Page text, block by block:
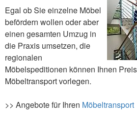
Egal ob Sie einzelne Möbel
befördern wollen oder aber
einen gesamten Umzug in
die Praxis umsetzen, die
regionalen
Möbelspeditionen können Ihnen
Möbeltransport vorlegen.
>> Angebote für Ihren Möbeltransport